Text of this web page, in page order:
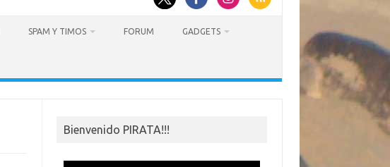
SPAM Y TIMOS FORUM GADGETS
Bienvenido PIRATA!!!